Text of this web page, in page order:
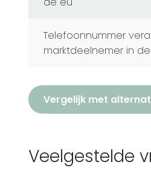
telefoonnummer verantwoordelijke
marktdeelnemer in
Vergelijk met
Veelgestelde